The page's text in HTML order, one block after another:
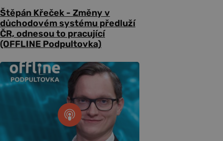
Štěpán Křeček - Změny v
důchodovém systému předluží
ČR, odnesou to pracující
(OFFLINE Podpultovka)